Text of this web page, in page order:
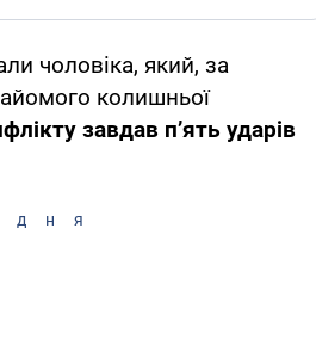
чоловіка, який, за
колишньої
завдав п’ять ударів
дня